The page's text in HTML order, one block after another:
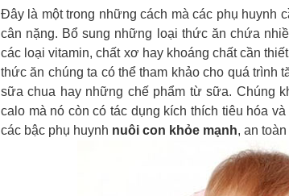
Đây là một trong những cách mà các phụ huynh
cân nặng. Bổ sung những loại thức ăn chứa
các loại vitamin, chất xơ hay khoáng chất cần
thức ăn chúng ta có thể tham khảo cho quá trình
sữa chua hay những chế phẩm từ sữa. Chúng
calo mà nó còn có tác dụng kích thích tiêu hóa
các bậc phụ huynh nuôi con khỏe mạnh, an toàn